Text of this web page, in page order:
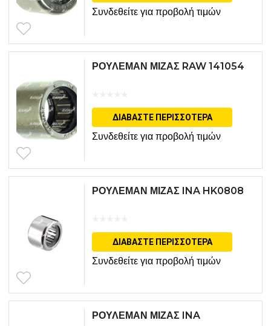
Συνδεθείτε για προβολή τιμών
ΡΟΥΛΕΜΑΝ ΜΙΖΑΣ RAW 141054
ΔΙΑΒΆΣΤΕ ΠΕΡΙΣΣΌΤΕΡΑ
Συνδεθείτε για προβολή τιμών
ΡΟΥΛΕΜΑΝ ΜΙΖΑΣ INA HK0808
ΔΙΑΒΆΣΤΕ ΠΕΡΙΣΣΌΤΕΡΑ
Συνδεθείτε για προβολή τιμών
ΡΟΥΛΕΜΑΝ ΜΙΖΑΣ INA